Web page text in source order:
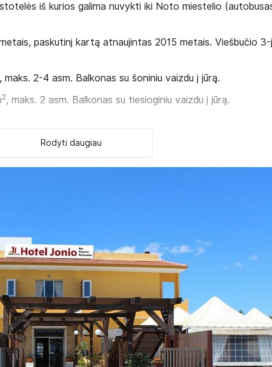
iš kurios galima nuvykti iki Noto miestelio
paskutinį kartą atnaujintas 2015 metais. Viešbučio 3-
, maks. 2-4 asm. Balkonas su šoniniu vaizdu į jūrą.
2, maks. 2 asm. Balkonas su tiesioginiu vaizdu į jūrą.
Rodyti daugiau